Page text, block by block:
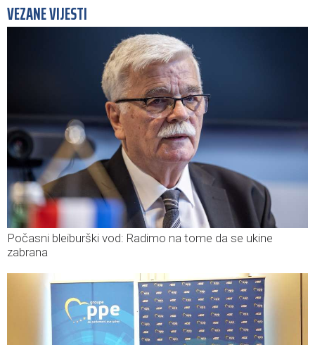
VEZANE VIJESTI
Počasni bleiburški vod: Radimo na tome da se ukine
zabrana